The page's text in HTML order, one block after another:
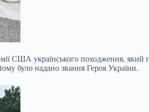
США українського походження,
було надано звання Героя України.